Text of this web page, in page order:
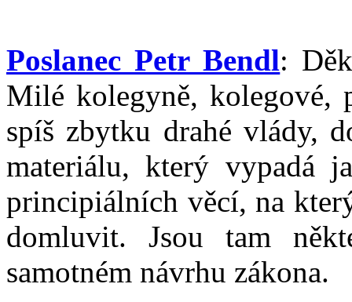
Poslanec Petr Bendl:
Milé kolegyně, kolegové,
spíš zbytku drahé vlády,
materiálu, který vypadá
principiálních věcí, na
domluvit. Jsou tam
samotném návrhu zákona.